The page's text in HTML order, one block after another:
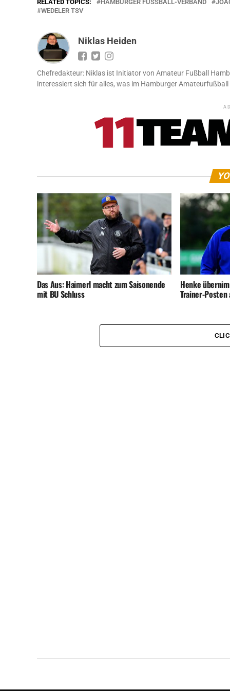
RELATED TOPICS: HAMBURGER FUSSBALL-VERBAND
WEDELER TSV
Niklas Heiden
Chefredakteur: Niklas ist Initiator von Amateur Fußball
interessiert sich für alles, was im Hamburger
Das Aus: Haimerl macht zum Saisonende
mit BU Schluss
Henke
Trainer-Posten